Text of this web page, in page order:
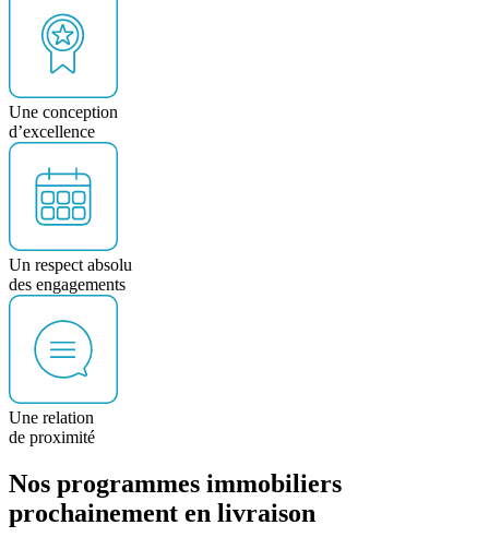
Une conception
d’excellence
Un respect absolu
des engagements
Une relation
de proximité
Nos programmes immobiliers
prochainement en livraison